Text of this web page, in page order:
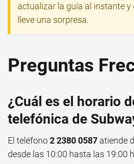
actualizar la guía al instante y
lleve una sorpresa.
Preguntas
¿Cuál es el horario
telefónica de
El teléfono2 2380 0587 atiende
desde las 10:00 hasta las 19:00